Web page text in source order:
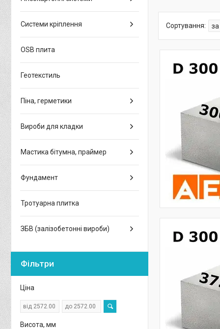
Системи кріплення
OSB плита
Геотекстиль
Піна, герметики
Вироби для кладки
Мастика бітумна, праймер
Фундамент
Тротуарна плитка
ЗБВ (залізобетонні вироби)
Фільтри
Ціна
Висота, мм